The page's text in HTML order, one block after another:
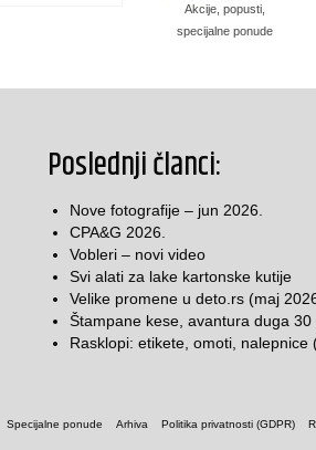
Akcije, popusti,
specijalne ponude
Poslednji članci:
Nove fotografije – jun 2026.
CPA&G 2026.
Vobleri – novi video
Svi alati za lake kartonske kutije
Velike promene u deto.rs (maj
Štampane kese, avantura duga 30
Rasklopi: etikete, omoti, nalepnice
Specijalne ponude Arhiva Politika privatnosti (GDPR)